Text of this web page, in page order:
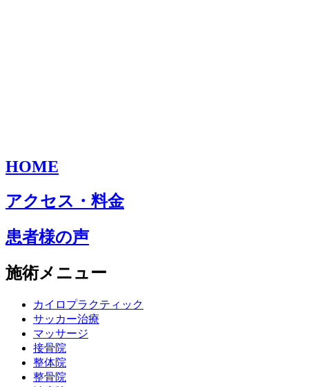
HOME
アクセス・料金
患者様の声
施術メニュー
カイロプラクティック
サッカー治療
マッサージ
接骨院
整体院
整骨院